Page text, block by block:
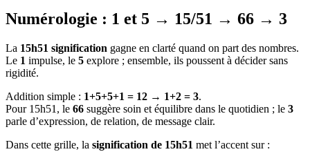
Numérologie : 1 et 5 → 15/51 → 66 → 3
La 15h51 signification gagne en clarté quand on part des nombres.
Le 1 impulse, le 5 explore ; ensemble, ils poussent à décider sans
rigidité.
Addition simple : 1+5+5+1 = 12 → 1+2 = 3.
Pour 15h51, le 66 suggère soin et équilibre dans le quotidien ; le 3
parle d’expression, de relation, de message clair.
Dans cette grille, la signification de 15h51 met l’accent sur :